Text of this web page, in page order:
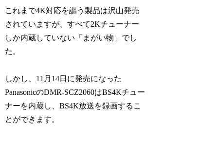
これまで4K対応を謳う製品は沢山発売
されていますが、すべて2Kチューナー
しか内蔵していない「まがい物」でし
た。
しかし、11月14日に発売になった
PanasonicのDMR-SCZ2060はBS4Kチュー
ナーを内蔵し、BS4K放送を録画するこ
とができます。